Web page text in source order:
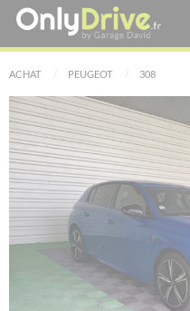
ACHAT PEUGEOT 308